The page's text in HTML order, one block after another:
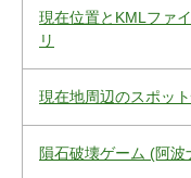
現在位置とKMLファ
リ
現在地周辺のスポッ
隕石破壊ゲーム (阿波